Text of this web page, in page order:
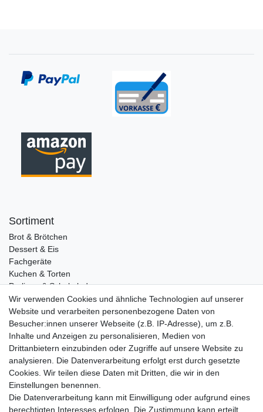
Sortiment
Brot & Brötchen
Dessert & Eis
Fachgeräte
Kuchen & Torten
Pralinen & Schokolade
Lebensmittel
Gutscheine
Informationen
Zahlungsarten
Versandkosten
Service
Rezepte
Newsletter
Wir verwenden Cookies und ähnliche Technologien auf unserer
Website und verarbeiten personenbezogene Daten von
Besucher:innen unserer Webseite (z.B. IP-Adresse), um z.B.
Inhalte und Anzeigen zu personalisieren, Medien von
Drittanbietern einzubinden oder Zugriffe auf unsere Website zu
analysieren. Die Datenverarbeitung erfolgt erst durch gesetzte
Cookies. Wir teilen diese Daten mit Dritten, die wir in den
Einstellungen benennen.
Die Datenverarbeitung kann mit Einwilligung oder aufgrund eines
berechtigten Interesses erfolgen. Die Zustimmung kann erteilt